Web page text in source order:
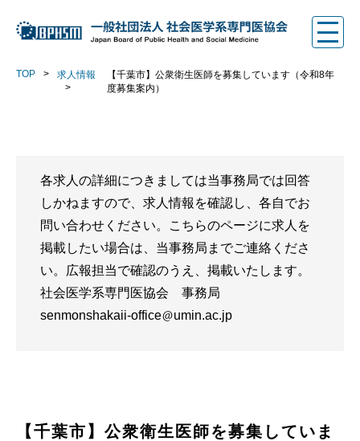
TOP 求人情報
【千葉市】公衆衛生医師を募集しています（令和8年
度募集案内）
各求人の詳細につきましては当事務局では回答
しかねますので、求人情報を確認し、各自でお
問い合わせください。こちらのページに求人を
掲載したい場合は、当事務局までご連絡くださ
い。広報担当で確認のうえ、掲載いたします。
社会医学系専門医協会 事務局
senmonshakaii-office
umin.ac.jp
【千葉市】公衆衛生医師を募集していま